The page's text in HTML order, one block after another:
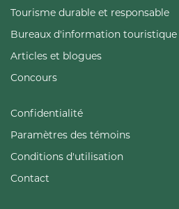
Tourisme durable et responsable
Bureaux d'information touristique
Articles et blogues
Concours
Confidentialité
Paramètres des témoins
Conditions d'utilisation
Contact